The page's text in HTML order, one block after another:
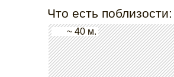
Что есть поблизости:
~ 40 м.